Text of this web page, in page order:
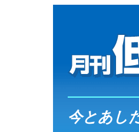
今とあし